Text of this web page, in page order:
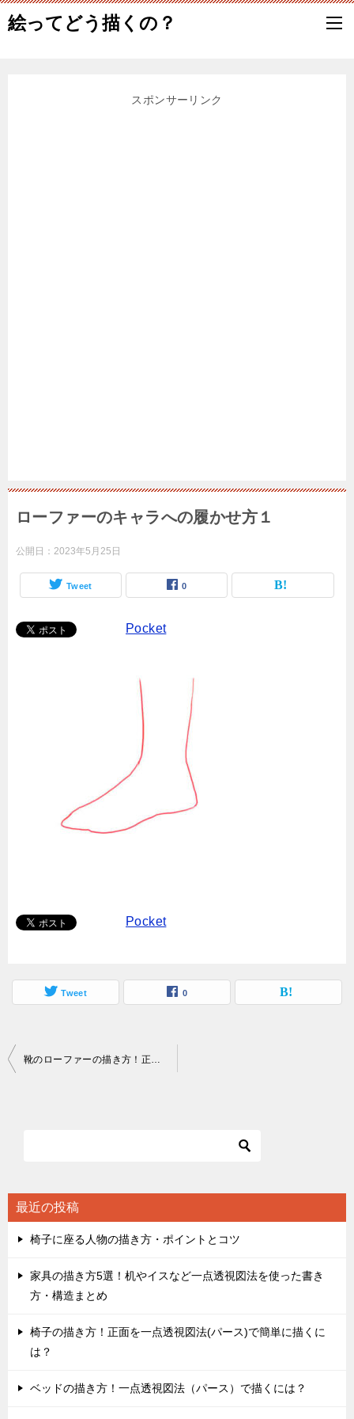
絵ってどう描くの？
スポンサーリンク
ローファーのキャラへの履かせ方１
公開日： 2023年5月25日
Tweet 0
Pocket
Pocket
Tweet 0
投
シ
ョ
靴のローファーの描き方！正面や横など構造はどうなっているの？
最近の投稿
椅子に座る人物の描き方・ポイントとコツ
家具の描き方5選！机やイスなど一点透視図法を使った書き
方・構造まとめ
椅子の描き方！正面を一点透視図法(パース)で簡単に描くに
は？
ベッドの描き方！一点透視図法（パース）で描くには？